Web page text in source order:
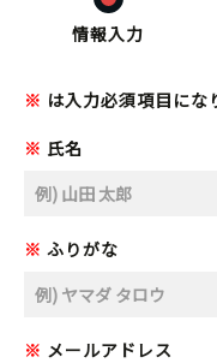
情報入力
※ は入力必須項目にな
※ 氏名
※ ふりがな
※ メールアドレス